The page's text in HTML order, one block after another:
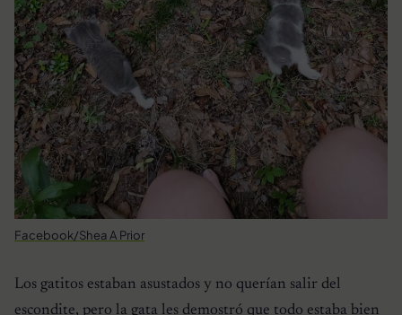
Facebook/Shea A Prior
Los gatitos estaban asustados y no querían salir del
escondite, pero la gata les demostró que todo estaba bien